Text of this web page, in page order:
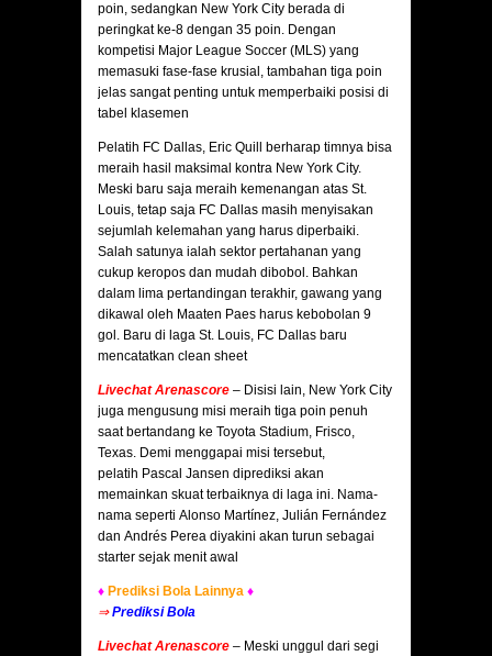
poin, sedangkan New York City berada di
peringkat ke-8 dengan 35 poin. Dengan
kompetisi Major League Soccer (MLS) yang
memasuki fase-fase krusial, tambahan tiga poin
jelas sangat penting untuk memperbaiki posisi di
tabel klasemen
Pelatih FC Dallas, Eric Quill berharap timnya bisa
meraih hasil maksimal kontra New York City.
Meski baru saja meraih kemenangan atas St.
Louis, tetap saja FC Dallas masih menyisakan
sejumlah kelemahan yang harus diperbaiki.
Salah satunya ialah sektor pertahanan yang
cukup keropos dan mudah dibobol. Bahkan
dalam lima pertandingan terakhir, gawang yang
dikawal oleh Maaten Paes harus kebobolan 9
gol. Baru di laga St. Louis, FC Dallas baru
mencatatkan clean sheet
Livechat Arenascore – Disisi lain, New York City
juga mengusung misi meraih tiga poin penuh
saat bertandang ke Toyota Stadium, Frisco,
Texas. Demi menggapai misi tersebut,
pelatih Pascal Jansen diprediksi akan
memainkan skuat terbaiknya di laga ini. Nama-
nama seperti Alonso Martínez, Julián Fernández
dan Andrés Perea diyakini akan turun sebagai
starter sejak menit awal
♦ Prediksi Bola Lainnya ♦
⇒ Prediksi Bola
Livechat Arenascore – Meski unggul dari segi